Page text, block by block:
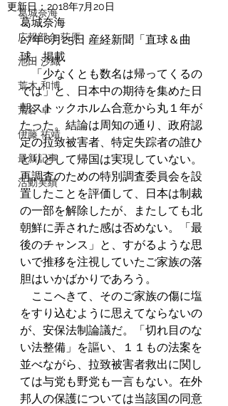
葛城奈海
広報部会 荻原
池田 沙織
荒木 和博
荒谷 卓
伊藤 祐靖
最新記事
活動実績
更新日： 2018年7月20日
葛城奈海
27年6月25日 産経新聞「直球＆曲
球」掲載
「少なくとも数名は帰ってくるの
では」と、日本中の期待を集めた日
朝ストックホルム合意から丸１年が
たった。結論は周知の通り、政府認
定の拉致被害者、特定失踪者の誰ひ
とりとして帰国は実現していない。
再調査のための特別調査委員会を設
置したことを評価して、日本は制裁
の一部を解除したが、またしても北
朝鮮に弄された感は否めない。「最
後のチャンス」と、すがるような思
いで推移を注視していたご家族の落
胆はいかばかりであろう。
ここへきて、そのご家族の傷に塩
をすり込むように思えてならないの
が、安保法制論議だ。「切れ目のな
い法整備」を謳い、１１もの法案を
並べながら、拉致被害者救出に関し
ては与党も野党も一言もない。在外
邦人の保護については当該国の同意